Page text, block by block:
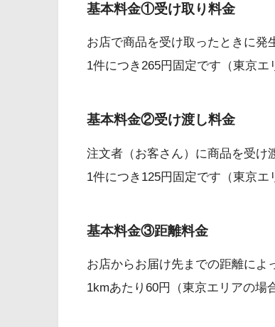
基本料金①受け取り料金
お店で商品を受け取ったときに発
1件につき265円固定です（東京エ
基本料金②受け渡し料金
注文者（お客さん）に商品を受け
1件につき125円固定です（東京エ
基本料金③距離料金
お店からお届け先までの距離によ
1kmあたり60円（東京エリアの場